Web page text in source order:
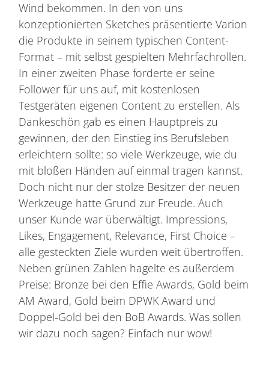
Wind bekommen. In den von uns
konzeptionierten Sketches präsentierte Varion
die Produkte in seinem typischen Content-
Format – mit selbst gespielten Mehrfachrollen.
In einer zweiten Phase forderte er seine
Follower für uns auf, mit kostenlosen
Testgeräten eigenen Content zu erstellen. Als
Dankeschön gab es einen Hauptpreis zu
gewinnen, der den Einstieg ins Berufsleben
erleichtern sollte: so viele Werkzeuge, wie du
mit bloßen Händen auf einmal tragen kannst.
Doch nicht nur der stolze Besitzer der neuen
Werkzeuge hatte Grund zur Freude. Auch
unser Kunde war überwältigt. Impressions,
Likes, Engagement, Relevance, First Choice –
alle gesteckten Ziele wurden weit übertroffen.
Neben grünen Zahlen hagelte es außerdem
Preise: Bronze bei den Effie Awards, Gold beim
AM Award, Gold beim DPWK Award und
Doppel-Gold bei den BoB Awards. Was sollen
wir dazu noch sagen? Einfach nur wow!